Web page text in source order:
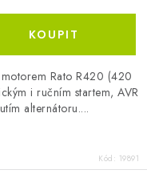
Rato R420 (420
i ručním startem, AVR
alternátoru....
Kód: 19891